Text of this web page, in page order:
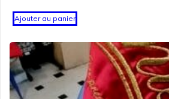
Ajouter au panier